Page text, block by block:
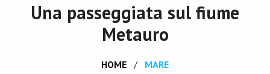
Una passeggiata sul fiume
Metauro
HOME MARE